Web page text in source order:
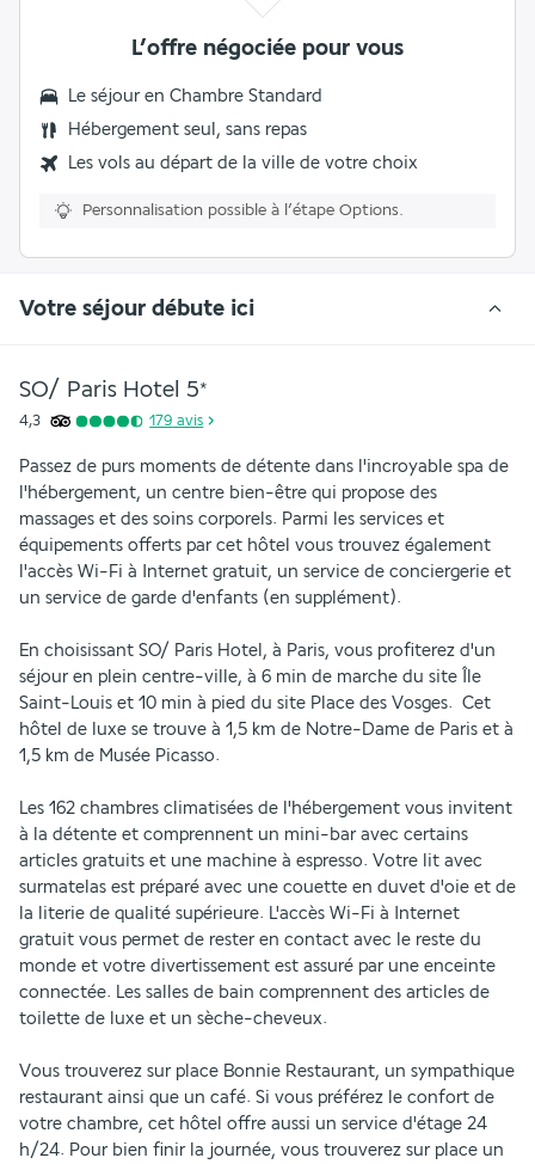
L’offre négociée pour vous
Le séjour en Chambre Standard
Hébergement seul, sans repas
Les vols au départ de la ville de votre choix
Personnalisation possible à l’étape Options.
Votre séjour débute ici
SO/ Paris Hotel 5*
4,3 179 avis
Passez de purs moments de détente dans l'incroyable spa de
l'hébergement, un centre bien-être qui propose des
massages et des soins corporels. Parmi les services et
équipements offerts par cet hôtel vous trouvez également
l'accès Wi-Fi à Internet gratuit, un service de conciergerie et
un service de garde d'enfants (en supplément).
En choisissant SO/ Paris Hotel, à Paris, vous profiterez d'un
séjour en plein centre-ville, à 6 min de marche du site Île
Saint-Louis et 10 min à pied du site Place des Vosges.  Cet
hôtel de luxe se trouve à 1,5 km de Notre-Dame de Paris et à
1,5 km de Musée Picasso.
Les 162 chambres climatisées de l'hébergement vous invitent
à la détente et comprennent un mini-bar avec certains
articles gratuits et une machine à espresso. Votre lit avec
surmatelas est préparé avec une couette en duvet d'oie et de
la literie de qualité supérieure. L'accès Wi-Fi à Internet
gratuit vous permet de rester en contact avec le reste du
monde et votre divertissement est assuré par une enceinte
connectée. Les salles de bain comprennent des articles de
toilette de luxe et un sèche-cheveux.
Vous trouverez sur place Bonnie Restaurant, un sympathique
restaurant ainsi que un café. Si vous préférez le confort de
votre chambre, cet hôtel offre aussi un service d'étage 24
h/24. Pour bien finir la journée, vous trouverez sur place un